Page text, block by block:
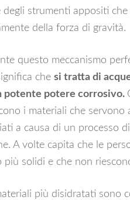
degli strumenti appositi
della forza di gravità.
questo meccanismo
che si tratta di
potente potere corrosivo.
i materiali che servono
a causa di un processo
A volte capita che le
più solidi e che non
più disidratati sono